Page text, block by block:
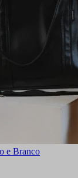
e Branco